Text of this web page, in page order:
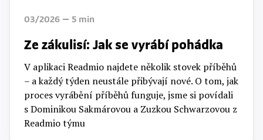
03/2026 5 min
Ze zákulisí: Jak se vyrábí pohádka
V aplikaci Readmio najdete několik stovek příběhů
– a každý týden neustále přibývají nové. O tom, jak
proces vyrábění příběhů funguje, jsme si povídali
s Dominikou Sakmárovou a Zuzkou Schwarzovou z
Readmio týmu